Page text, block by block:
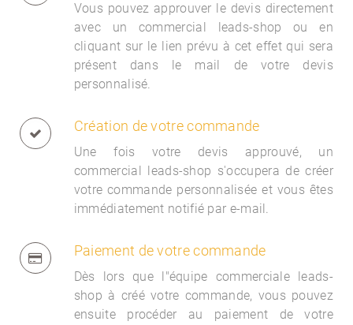
Vous pouvez approuver le devis directement
avec un commercial leads-shop ou en
cliquant sur le lien prévu à cet effet qui sera
présent dans le mail de votre devis
personnalisé.
Création de votre commande
Une fois votre devis approuvé, un
commercial leads-shop s'occupera de créer
votre commande personnalisée et vous êtes
immédiatement notifié par e-mail.
Paiement de votre commande
Dès lors que l"équipe commerciale leads-
shop à créé votre commande, vous pouvez
ensuite procéder au paiement de votre